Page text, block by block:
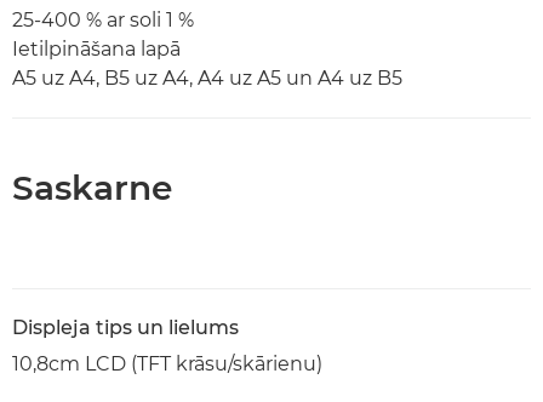
25-400 % ar soli 1 %
Ietilpināšana lapā
A5 uz A4, B5 uz A4, A4 uz A5 un A4 uz B5
Saskarne
Displeja tips un lielums
10,8cm LCD (TFT krāsu/skārienu)